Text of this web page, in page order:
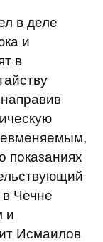
в деле
и
в
показаниях
Чечне
и
Исмаилов